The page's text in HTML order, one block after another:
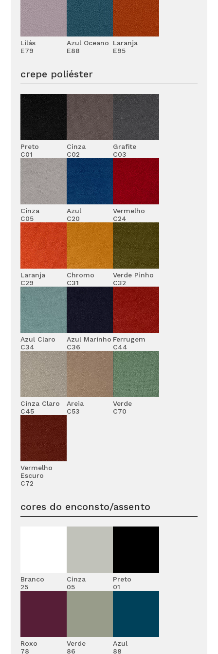
Lilás
E79
Azul Oceano
E88
Laranja
E95
crepe poliéster
Preto
C01
Cinza
C02
Grafite
C03
Cinza
C05
Azul
C20
Vermelho
C24
Laranja
C29
Chromo
C31
Verde Pinho
C32
Azul Claro
C34
Azul Marinho
C36
Ferrugem
C44
Cinza Claro
C45
Areia
C53
Verde
C70
Vermelho
Escuro
C72
cores do enconsto/assento
Branco
25
Cinza
05
Preto
01
Roxo
78
Verde
86
Azul
88